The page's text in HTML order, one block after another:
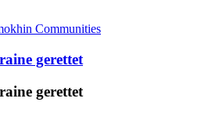
Communities
gerettet
gerettet